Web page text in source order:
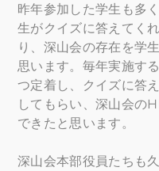
昨年参加した学生も多
生がクイズに答えてく
り、深山会の存在を学
思います。毎年実施す
つ定着し、クイズに答
してもらい、深山会の
できたと思います。
深山会本部役員たちも